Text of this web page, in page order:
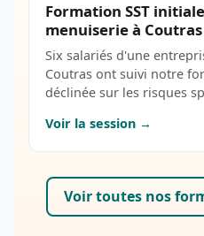
Formation SST
menuiserie à Coutras
Six salariés d'une
Coutras ont suivi notre
déclinée sur les risques
poussières de bois,
Voir la session →
Voir toutes nos